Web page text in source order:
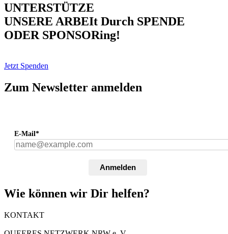
UNTERSTÜTZE
UNSERE ARBEIt Durch SPENDE
ODER SPONSORing!
Jetzt Spenden
Zum Newsletter anmelden
E-Mail*
Anmelden
Wie können wir Dir helfen?
KONTAKT